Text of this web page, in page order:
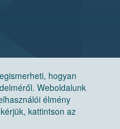
hogyan
Weboldalunk
élmény
kattintson az